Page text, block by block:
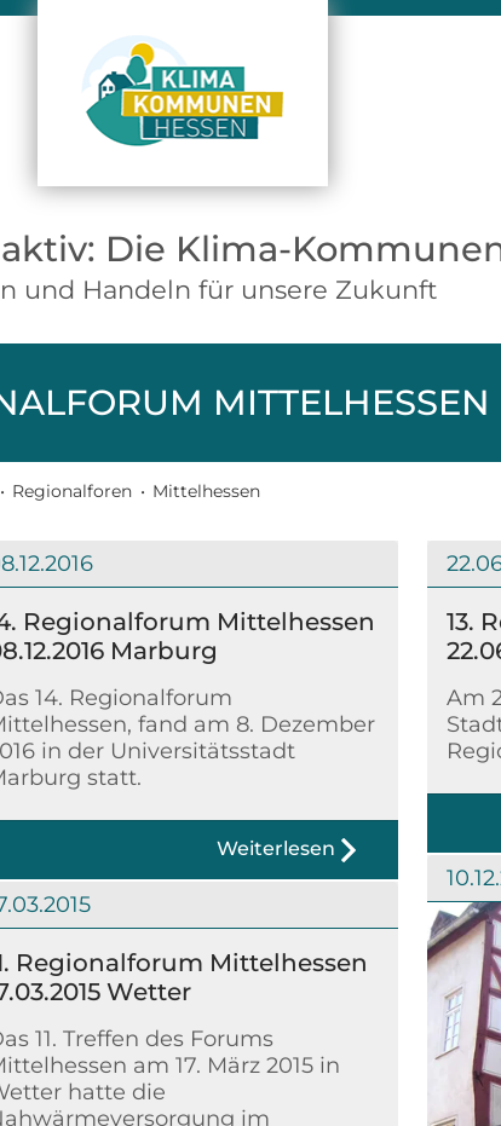
Die Klima-
und Handeln für unsere Zukunft
MITTELHESSEN
• Regionalforen • Mittelhessen
Regionalforum Mittelhessen
Marburg
14. Regionalforum
fand am 8. Dezember
in der Universitätsstadt
statt.
Weiterlesen
13.
Am
Regionalforum Mittelhessen
Wetter
11. Treffen des Forums
am 17. März 2015 in
hatte die
im